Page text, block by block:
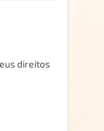
direitos